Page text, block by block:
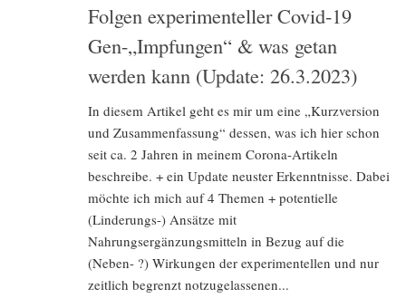
Folgen experimenteller Covid-19
Gen-„Impfungen“ & was getan
werden kann (Update: 26.3.2023)
In diesem Artikel geht es mir um eine „Kurzversion
und Zusammenfassung“ dessen, was ich hier schon
seit ca. 2 Jahren in meinem Corona-Artikeln
beschreibe. + ein Update neuster Erkenntnisse. Dabei
möchte ich mich auf 4 Themen + potentielle
(Linderungs-) Ansätze mit
Nahrungsergänzungsmitteln in Bezug auf die
(Neben- ?) Wirkungen der experimentellen und nur
zeitlich begrenzt notzugelassenen...